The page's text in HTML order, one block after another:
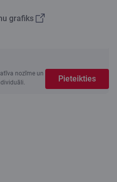
grafiks
nozīme un
Pieteikties